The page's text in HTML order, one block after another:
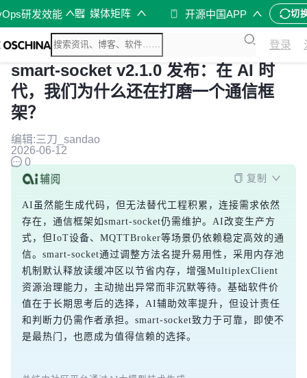
研发效能 媒体矩阵 开源中国APP 切
登录
smart-socket v2.1.0 发布：在 AI 时
代，我们为什么还在打磨一个通信框
架？
编辑:三刀_sandao
2026-06-12
0
复制
AI虽然能生成代码，但无法替代工程积累，连接需求依然
存在，通信框架如smart-socket仍需维护。AI改变生产方
式，但IoT设备、MQTTBroker等场景仍依赖稳定高效的通
信。smart-socket通过调整方法名提升易用性，采用内存池
机制默认释放读缓冲区以节省内存，增强MultiplexClient
资源治理能力，主动抛出异常而非沉默等待。基础软件价
值在于长期思考后的选择，AI辅助效率提升，但设计责任
和判断力仍需作者承担。smart-socket致力于可靠，即使不
是最热门，也愿成为值得信赖的选择。